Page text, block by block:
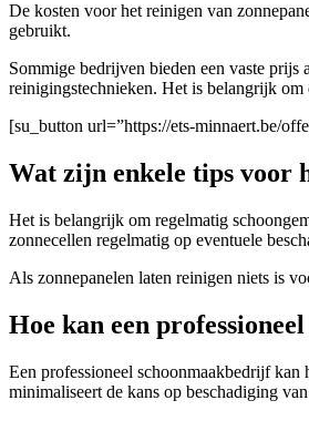
De kosten voor het reinigen van
gebruikt.
Sommige bedrijven bieden een vaste
reinigingstechnieken. Het is belangrijk
[su_button url=”https://ets-minnaert.be/
Wat zijn enkele tips voor
Het is belangrijk om regelmatig
zonnecellen regelmatig op eventuele
Als zonnepanelen laten reinigen niets is
Hoe kan een
Een professioneel schoonmaakbedrijf
minimaliseert de kans op beschadiging